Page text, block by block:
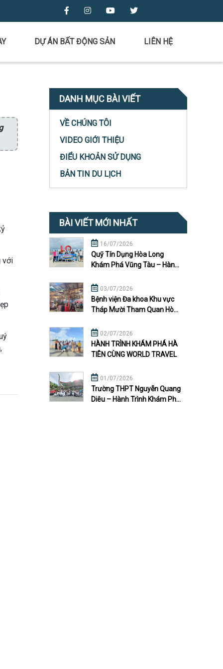
DỰ ÁN BẤT ĐỘNG SẢN LIÊN HỆ
với
DANH MỤC BÀI VIẾT
VỀ CHÚNG TÔI
VIDEO GIỚI THIỆU
ĐIỂU KHOẢN SỬ DỤNG
BẢN TIN DU LỊCH
BÀI VIẾT MỚI NHẤT
16/07/2026
Quỹ Tín Dụng Hòa Long
Khám Phá Vũng Tàu – Hành
Travel03/07/2026
Bệnh viện Đa khoa Khu vực
Tháp Mười Tham Quan Hòn
Kết Đầy Ý Nghĩa
02/07/2026
HÀNH TRÌNH KHÁM PHÁ HÀ
TIÊN CÙNG WORLD TRAVEL
01/07/2026
Trường THPT Nguyễn Quang
Diêu – Hành Trình Khám Phá